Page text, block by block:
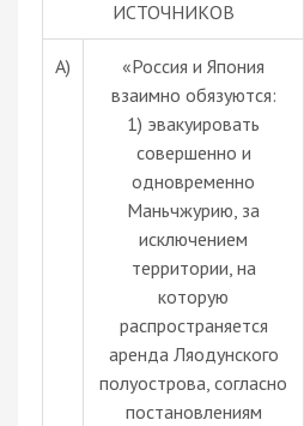
ИСТОЧНИКОВ
A)
«Россия и Япония
взаимно обязуются:
1) эвакуировать
совершенно и
одновременно
Маньчжурию, за
исключением
территории, на
которую
распространяется
аренда Ляодунского
полуострова, согласно
постановлениям